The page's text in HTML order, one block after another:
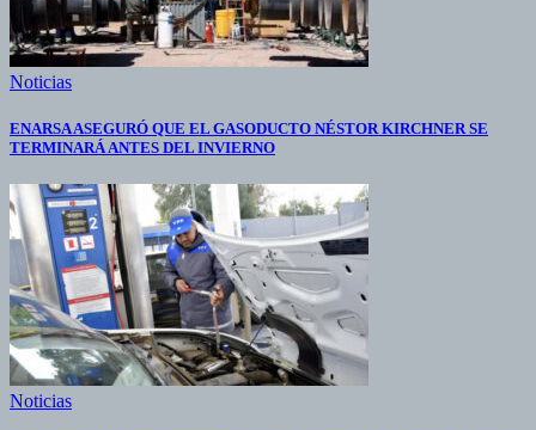
Noticias
ENARSA ASEGURÓ QUE EL GASODUCTO NÉSTOR KIRCHNER SE
TERMINARÁ ANTES DEL INVIERNO
Noticias